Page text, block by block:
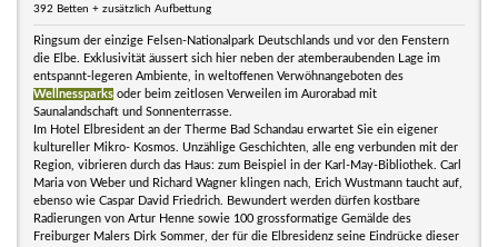
392 Betten + zusätzlich Aufbettung
Ringsum der einzige Felsen-Nationalpark Deutschlands und vor den Fenstern
die Elbe. Exklusivität äussert sich hier neben der atemberaubenden Lage im
entspannt-legeren Ambiente, in weltoffenen Verwöhnangeboten des
Wellnessparks oder beim zeitlosen Verweilen im Aurorabad mit
Saunalandschaft und Sonnenterrasse.
Im Hotel Elbresident an der Therme Bad Schandau erwartet Sie ein eigener
kultureller Mikro- Kosmos. Unzählige Geschichten, alle eng verbunden mit der
Region, vibrieren durch das Haus: zum Beispiel in der Karl-May-Bibliothek. Carl
Maria von Weber und Richard Wagner klingen nach, Erich Wustmann taucht auf,
ebenso wie Caspar David Friedrich. Bewundert werden dürfen kostbare
Radierungen von Artur Henne sowie 100 grossformatige Gemälde des
Freiburger Malers Dirk Sommer, der für die Elbresidenz seine Eindrücke dieser